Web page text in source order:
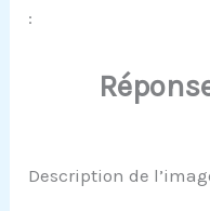
:
Description de